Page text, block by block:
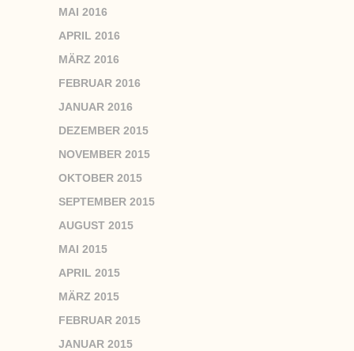
MAI 2016
APRIL 2016
MÄRZ 2016
FEBRUAR 2016
JANUAR 2016
DEZEMBER 2015
NOVEMBER 2015
OKTOBER 2015
SEPTEMBER 2015
AUGUST 2015
MAI 2015
APRIL 2015
MÄRZ 2015
FEBRUAR 2015
JANUAR 2015